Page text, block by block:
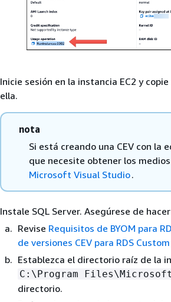
Inicie sesión en la instancia EC2 y
ella.
nota
Si está creando una CEV con la
que necesite obtener los
Microsoft Visual Studio.
Instale SQL Server. Asegúrese de
Revise Requisitos de BYOM para
de versiones CEV para RDS
Establezca el directorio raíz de la
C:\Program
directorio.